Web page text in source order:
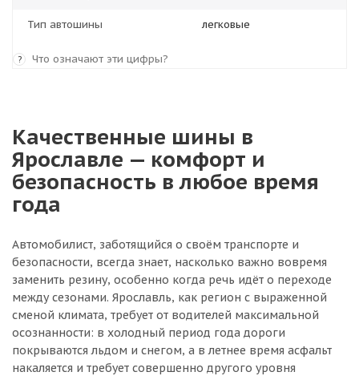
Тип автошины легковые
? Что означают эти цифры?
Качественные шины в
Ярославле — комфорт и
безопасность в любое время
года
Автомобилист, заботящийся о своём транспорте и
безопасности, всегда знает, насколько важно вовремя
заменить резину, особенно когда речь идёт о переходе
между сезонами. Ярославль, как регион с выраженной
сменой климата, требует от водителей максимальной
осознанности: в холодный период года дороги
покрываются льдом и снегом, а в летнее время асфальт
накаляется и требует совершенно другого уровня